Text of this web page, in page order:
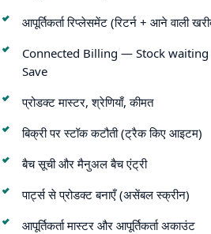
आपूर्तिकर्ता रिप्लेसमेंट (रिटर्न + आने वाली
Connected Billing — Stock
Save
प्रोडक्ट मास्टर, श्रेणियाँ, कीमत
बिक्री पर स्टॉक कटौती (ट्रैक किए आइटम)
बैच सूची और मैनुअल बैच एंट्री
पार्ट्स से प्रोडक्ट बनाएँ (असेंबल स्क्रीन)
आपूर्तिकर्ता मास्टर और आपूर्तिकर्ता अकाउंट